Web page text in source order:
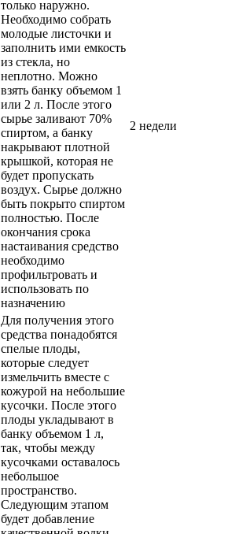
только наружно.
Необходимо собрать
молодые листочки и
заполнить ими емкость
из стекла, но
неплотно. Можно
взять банку объемом 1
или 2 л. После этого
сырье заливают 70%
спиртом, а банку
накрывают плотной
крышкой, которая не
будет пропускать
воздух. Сырье должно
быть покрыто спиртом
полностью. После
окончания срока
настаивания средство
необходимо
профильтровать и
использовать по
назначению
2 недели
Для получения этого
средства понадобятся
спелые плоды,
которые следует
измельчить вместе с
кожурой на небольшие
кусочки. После этого
плоды укладывают в
банку объемом 1 л,
так, чтобы между
кусочками оставалось
небольшое
пространство.
Следующим этапом
будет добавление